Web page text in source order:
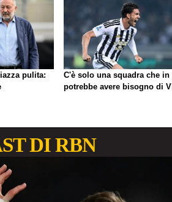
pulita:
C'è solo una squadra che in
potrebbe avere bisogno di
DI RBN